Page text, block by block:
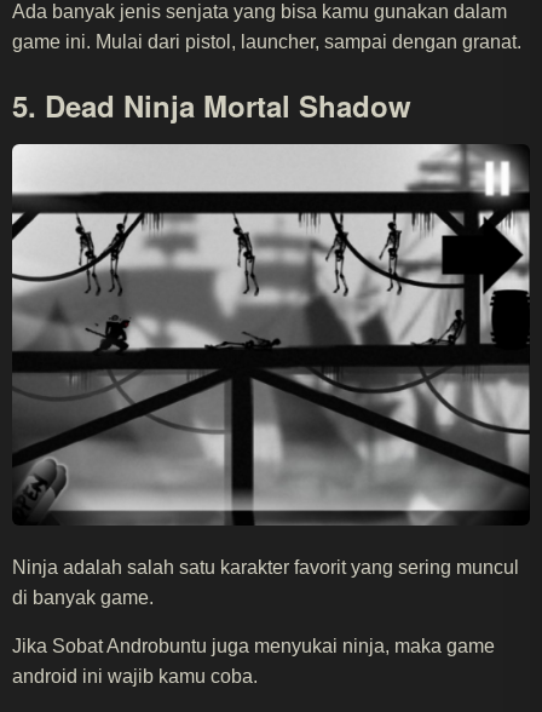
Ada banyak jenis senjata yang bisa kamu gunakan dalam
game ini. Mulai dari pistol, launcher, sampai dengan granat.
5. Dead Ninja Mortal Shadow
Ninja adalah salah satu karakter favorit yang sering muncul
di banyak game.
Jika Sobat Androbuntu juga menyukai ninja, maka game
android ini wajib kamu coba.